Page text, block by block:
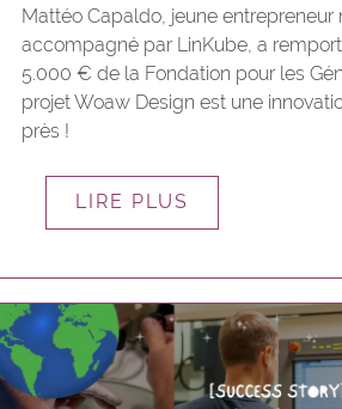
Mattéo Capaldo, jeune entrepreneur
accompagné par LinKube, a
5.000 € de la Fondation pour les
projet Woaw Design est une
près !
LIRE PLUS